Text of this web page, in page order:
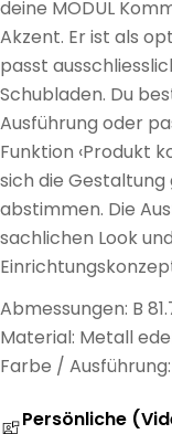
deine MODUL
Akzent. Er ist als
passt
Schubladen. Du
Ausführung oder
Funktion ‹Produkt
sich die
abstimmen. Die
sachlichen Look
Abmessungen: B
Material: Metall
Farbe /
Persönliche